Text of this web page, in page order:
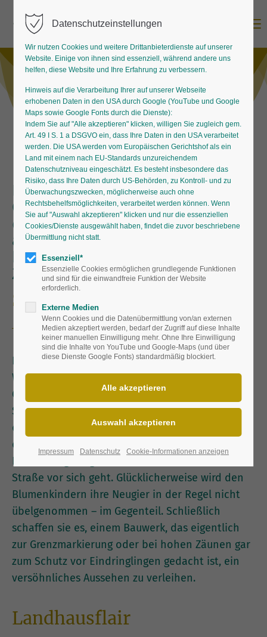
Ein Zaun zeigt die
Grundstücksgrenzen an – aber
deshalb muss er noch lange nicht
abweisend wirken. Viele Stauden
betätigen sich gern als
Zaungucker.
Stauden als Zaungäste
Da sag noch einer, Menschen seien neugierig!
Wer schon einmal gesehen hat, wie Pfirsich-
Glockenblume (Campanula persicifolia) oder
Storchschnabel (Geranium) ihre Blütenköpfchen
durch einen alten Holzzaun strecken, kann sich
des Eindrucks nicht erwehren: Hier will ein
Blümchen ganz genau wissen, was da auf der
Straße vor sich geht. Glücklicherweise wird den
Blumenkindern ihre Neugier in der Regel nicht
übelgenommen – im Gegenteil. Schließlich
schaffen sie es, einem Bauwerk, das eigentlich
zur Grenzmarkierung oder bei hohen Zäunen gar
zum Schutz vor Eindringlingen gedacht ist, ein
versöhnliches Aussehen zu verleihen.
Landhausflair
Datenschutzeinstellungen
Wir nutzen Cookies und weitere Drittanbieterdienste auf unserer
Website. Einige von ihnen sind essenziell, während andere uns
helfen, diese Website und Ihre Erfahrung zu verbessern.
Hinweis auf die Verarbeitung Ihrer auf unserer Webseite
erhobenen Daten in den USA durch Google (YouTube und Google
Maps sowie Google Fonts durch die Dienste):
Indem Sie auf "Alle akzeptieren" klicken, willigen Sie zugleich gem.
Art. 49 I S. 1 a DSGVO ein, dass Ihre Daten in den USA verarbeitet
werden. Die USA werden vom Europäischen Gerichtshof als ein
Land mit einem nach EU-Standards unzureichendem
Datenschutzniveau eingeschätzt. Es besteht insbesondere das
Risiko, dass Ihre Daten durch US-Behörden, zu Kontroll- und zu
Überwachungszwecken, möglicherweise auch ohne
Rechtsbehelfsmöglichkeiten, verarbeitet werden können. Wenn
Sie auf "Auswahl akzeptieren" klicken und nur die essenziellen
Cookies/Dienste ausgewählt haben, findet die zuvor beschriebene
Übermittlung nicht statt.
Essenziell*
Essenzielle Cookies ermöglichen grundlegende Funktionen
und sind für die einwandfreie Funktion der Website
erforderlich.
Externe Medien
Wenn Cookies und die Datenübermittlung von/an externen
Medien akzeptiert werden, bedarf der Zugriff auf diese Inhalte
keiner manuellen Einwilligung mehr. Ohne Ihre Einwilligung
sind die Inhalte von YouTube und Google-Maps (und über
diese Dienste Google Fonts) standardmäßig blockiert.
Impressum Datenschutz Cookie-Informationen anzeigen